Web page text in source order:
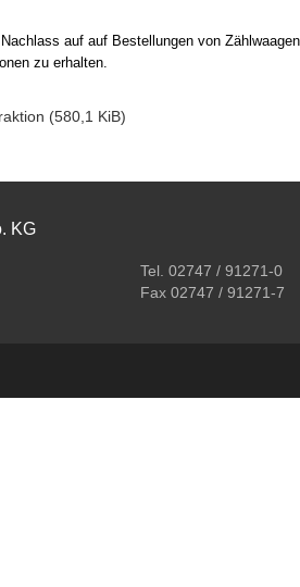
auf auf Bestellungen von
zu erhalten.
(580,1 KiB)
KG
Tel. 02747 / 91271-0
Fax 02747 / 91271-7